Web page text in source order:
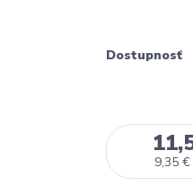
Dostupnosť
9,35 €